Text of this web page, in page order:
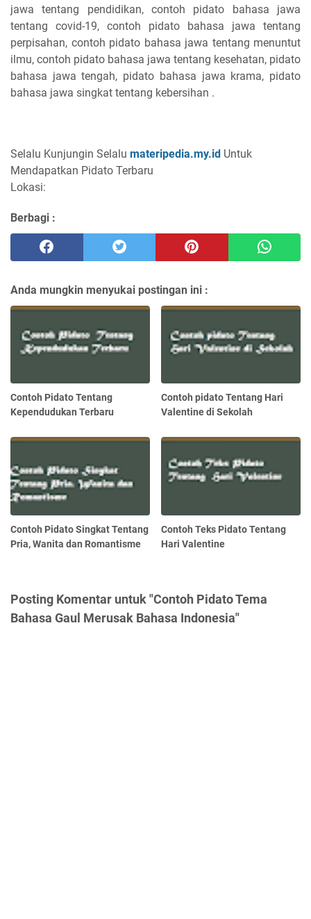
jawa tentang pendidikan, contoh pidato bahasa jawa
tentang covid-19, contoh pidato bahasa jawa tentang
perpisahan, contoh pidato bahasa jawa tentang menuntut
ilmu, contoh pidato bahasa jawa tentang kesehatan, pidato
bahasa jawa tengah, pidato bahasa jawa krama, pidato
bahasa jawa singkat tentang kebersihan .
Selalu Kunjungin Selalu materipedia.my.id Untuk
Mendapatkan Pidato Terbaru
Lokasi:
Berbagi :
Anda mungkin menyukai postingan ini :
Contoh Pidato Tentang
Kependudukan Terbaru
Contoh pidato Tentang Hari
Valentine di Sekolah
Contoh Pidato Singkat Tentang
Pria, Wanita dan Romantisme
Contoh Teks Pidato Tentang
Hari Valentine
Posting Komentar untuk "Contoh Pidato Tema
Bahasa Gaul Merusak Bahasa Indonesia"